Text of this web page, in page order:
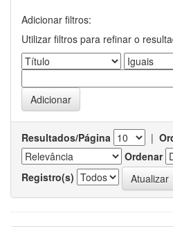
Adicionar filtros:
Utilizar filtros para refinar o
Resultados/Página |
Ordenar
Registro(s)